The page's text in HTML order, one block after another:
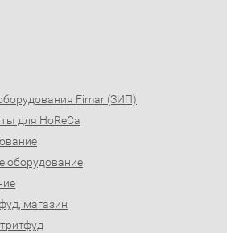
Fimar (ЗИП)
для HoReCa
оборудование
магазин